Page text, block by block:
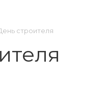
строителя